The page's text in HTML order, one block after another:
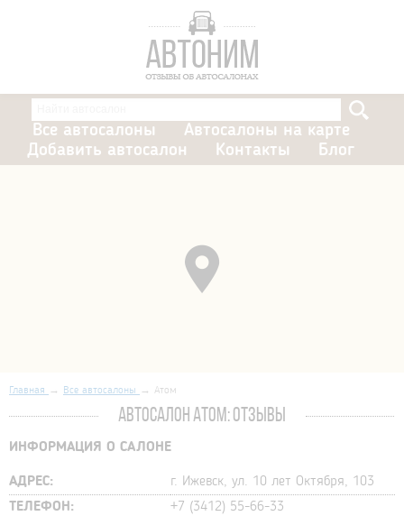
Все автосалоны
Автосалоны на карте
Добавить автосалон
Контакты Блог
Главная Все автосалоны Атом
АВТОСАЛОН АТОМ: ОТЗЫВЫ
ИНФОРМАЦИЯ О САЛОНЕ
АДРЕС:
г. Ижевск, ул. 10 лет Октября, 103
ТЕЛЕФОН:
+7 (3412) 55-66-33